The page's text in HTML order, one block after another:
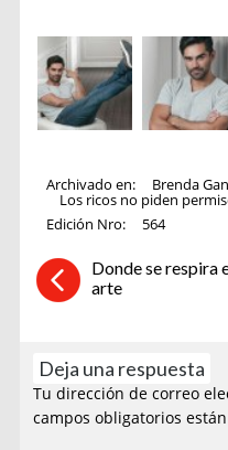
Archivado en: Brenda
Los ricos no piden
Edición Nro:
564
Donde se respira
arte
Deja una respuesta
Tu dirección de correo
campos obligatorios